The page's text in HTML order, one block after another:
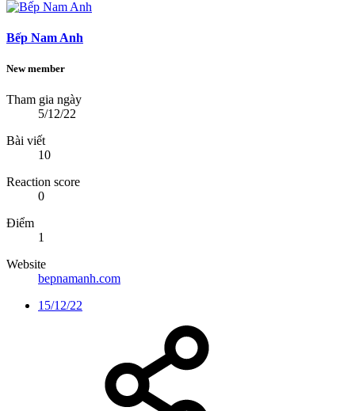
Bếp Nam Anh
New member
Tham gia ngày
5/12/22
Bài viết
10
Reaction score
0
Điểm
1
Website
bepnamanh.com
15/12/22